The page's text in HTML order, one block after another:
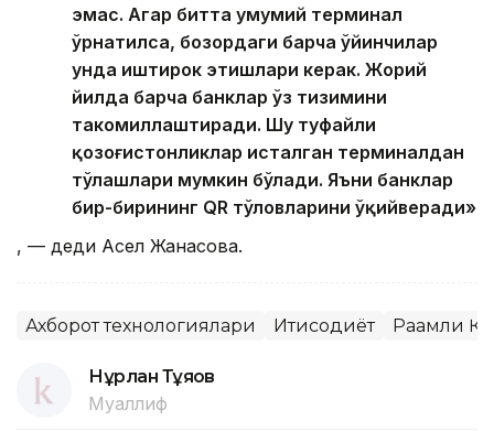
эмас. Агар битта умумий терминал
ўрнатилса, бозордаги барча ўйинчилар
унда иштирок этишлари керак. Жорий
йилда барча банклар ўз тизимини
такомиллаштиради. Шу туфайли
қозоғистонликлар исталган терминалдан
тўлашлари мумкин бўлади. Яъни банклар
бир-бирининг QR тўловларини ўқийверади»
, — деди Асел Жанасова.
Ахборот технологиялари Иқтисодиёт Рақамли
Нұрлан Тұяқов
Муаллиф